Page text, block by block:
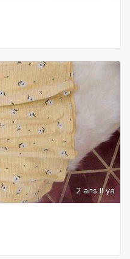
2 ans Il ya